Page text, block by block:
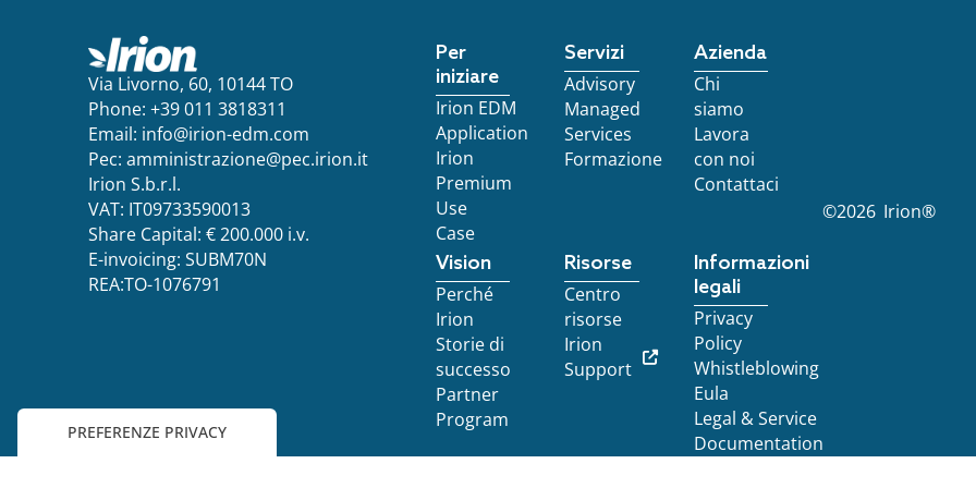
Via Livorno, 60, 10144 TO
Phone: +39 011 3818311
Email: info@irion-edm.com
Pec: amministrazione@pec.irion.it
Irion S.b.r.l.
VAT: IT09733590013
Share Capital: € 200.000 i.v.
E-invoicing: SUBM70N
REA:TO-1076791
Per
iniziare
Irion EDM
Application
Irion
Premium
Use
Case
Servizi
Advisory
Managed
Services
Formazione
Azienda
Chi
siamo
Lavora
con noi
Contattaci
Vision
Perché
Irion
Storie di
successo
Partner
Program
Risorse
Centro
risorse
Irion
Support
Informazioni
legali
Privacy
Policy
Whistleblowing
Eula
Legal & Service
Documentation
©2026 Irion®